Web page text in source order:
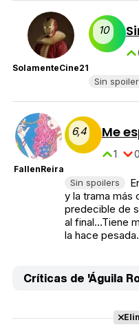
SolamenteCine21
10
Sin
FallenReira
6,4 Me
1 0
Sin spoilers
y la trama más
predecible de
al final...Tiene
la hace pesada.
Críticas de 'Águila